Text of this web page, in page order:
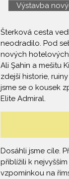
Výstavba
Šterková cesta
neodradilo. Pod
nových hotelových
Ali Şahin a mešitu
zdejší historie,
jsme se o kousek
Elite Admiral.
Dosáhli jsme cíle.
přiblížili k
vzpomínkou na